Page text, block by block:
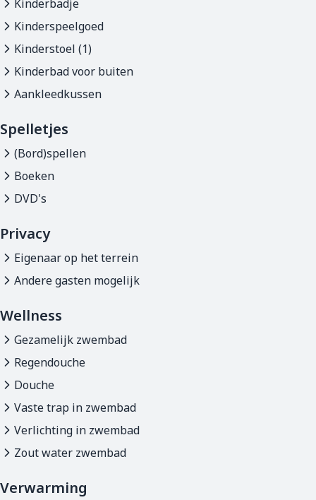
Kinderbadje
Kinderspeelgoed
Kinderstoel (1)
Kinderbad voor buiten
Aankleedkussen
Spelletjes
(Bord)spellen
Boeken
DVD's
Privacy
Eigenaar op het terrein
Andere gasten mogelijk
Wellness
Gezamelijk zwembad
Regendouche
Douche
Vaste trap in zwembad
Verlichting in zwembad
Zout water zwembad
Verwarming